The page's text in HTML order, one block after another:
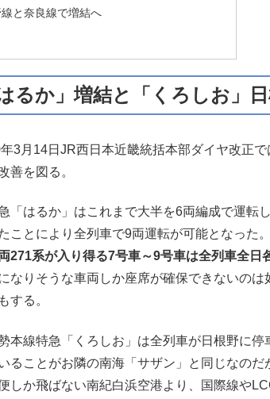
と奈良線で増結へ
るか」増結と「くろしお」日
3月14日JR西日本近畿統括本部ダイヤ改正
善を図る。
「はるか」はこれまで大半を6両編成で運転
ことにより全列車で9両運転が可能となった
271系が入り得る7号車～9号車は全列車全日
なりそうな車両しか座席が確保できないの
する。
本線特急「くろしお」は全列車が日根野に
ることがお隣の南海「サザン」と同じなの
しか飛ばない南紀白浜空港より、国際線や